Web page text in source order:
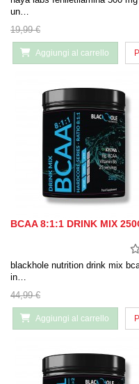
un…
19,99 €
Aggiungi al carrello
BCAA 8:1:1 DRINK MIX
blackhole nutrition drink mix
in…
44,99 €
Aggiungi al carrello